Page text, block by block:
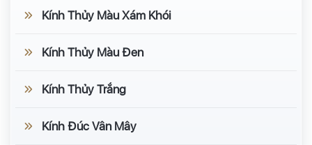
Kính Thủy Màu Xám Khói
Kính Thủy Màu Đen
Kính Thủy Trắng
Kính Đúc Vân Mây